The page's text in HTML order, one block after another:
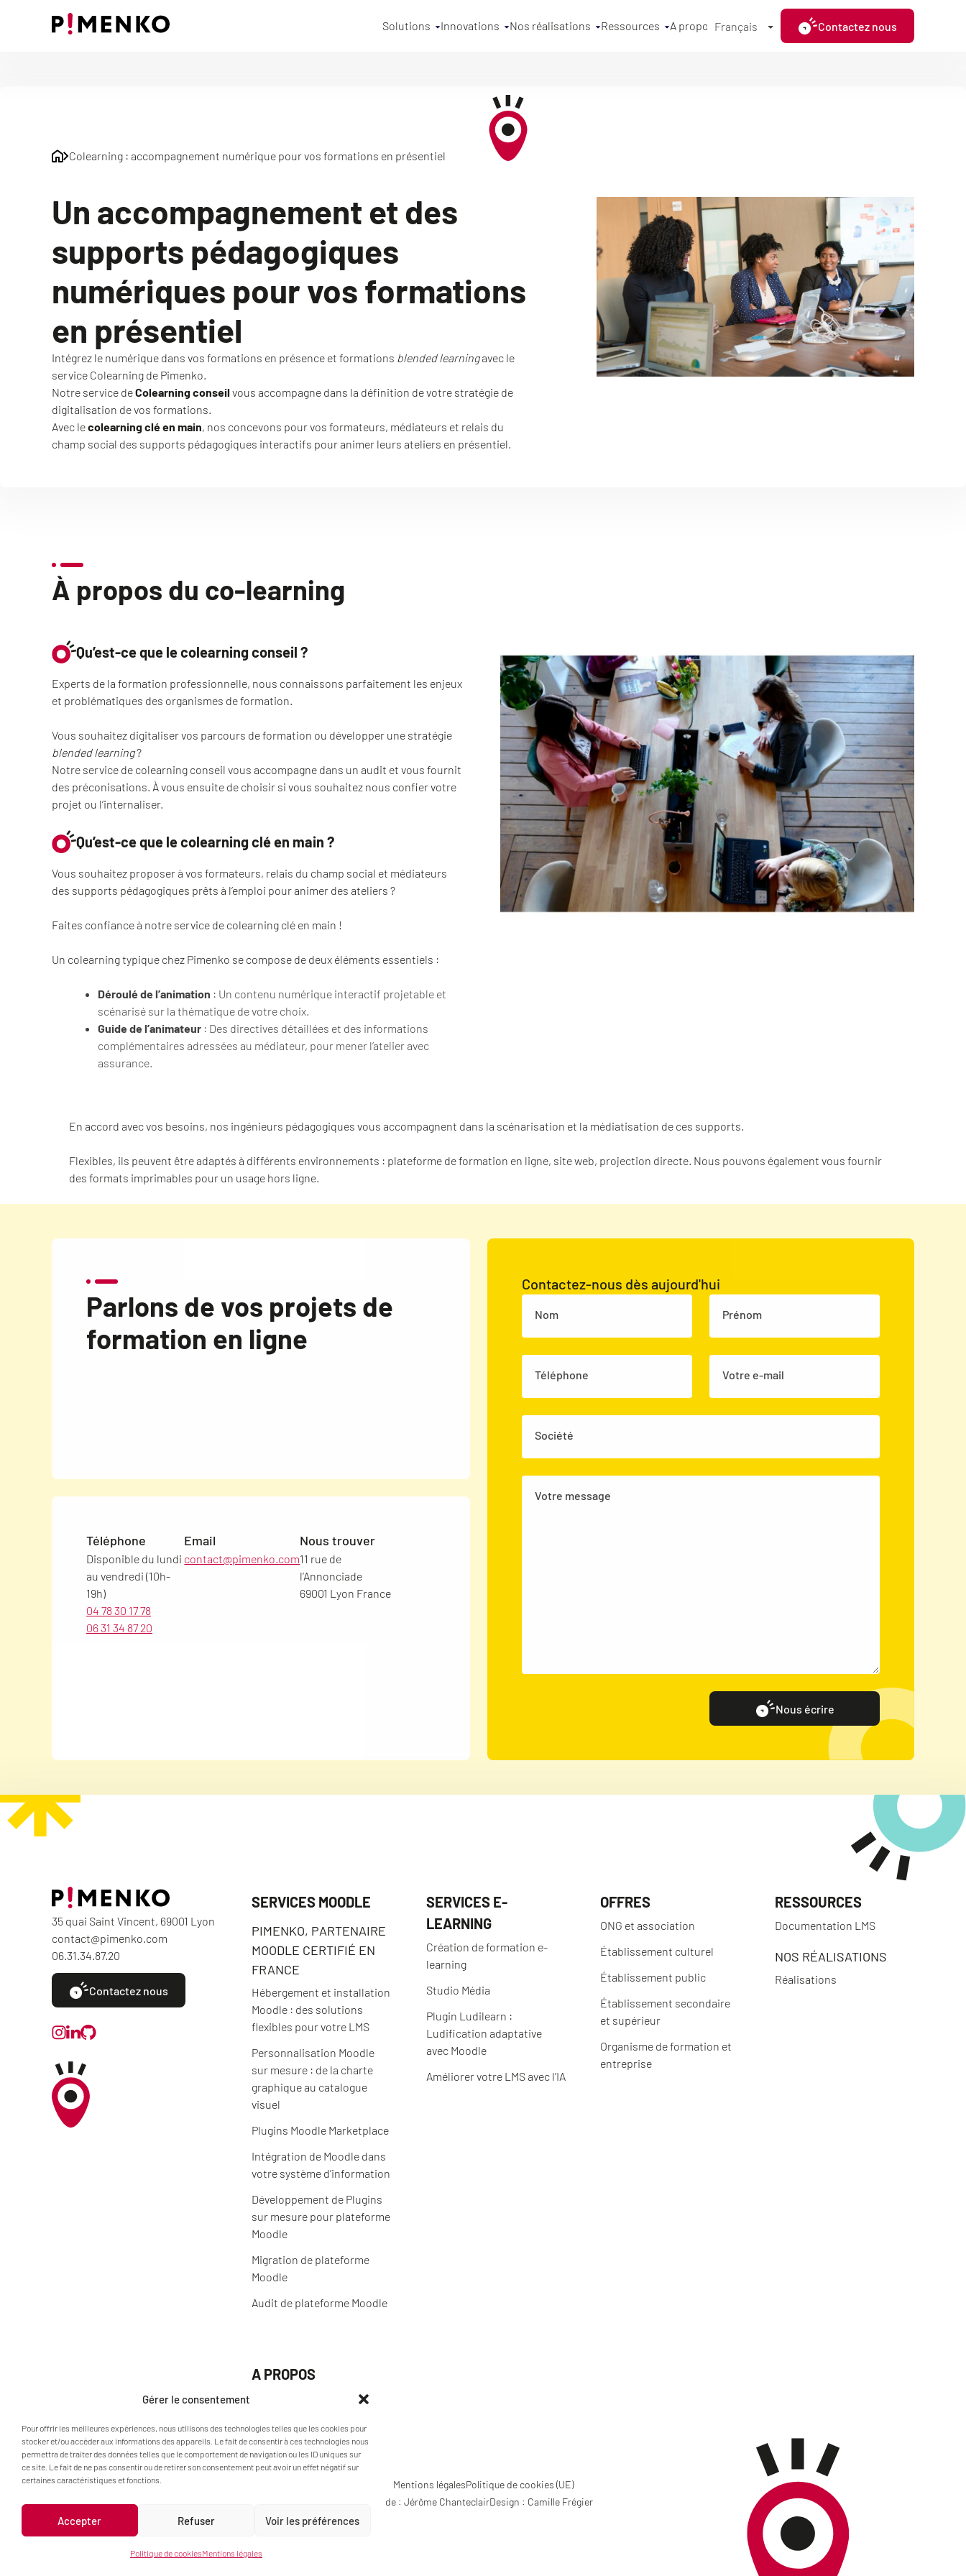
Gérer le consentement
Pour offrir les meilleures expériences, nous utilisons des technologies telles que les cookies pour
stocker et/ou accéder aux informations des appareils. Le fait de consentir à ces technologies nous
permettra de traiter des données telles que le comportement de navigation ou les ID uniques sur
ce site. Le fait de ne pas consentir ou de retirer son consentement peut avoir un effet négatif sur
certaines caractéristiques et fonctions.
Accepter Refuser Voir les préférences
Politique de cookiesMentions légales
Solutions Innovations Nos réalisations Ressources A propos Français Contactez nous
Colearning : accompagnement numérique pour vos formations en présentiel
Un accompagnement et des
supports pédagogiques
numériques pour vos formations
en présentiel
Intégrez le numérique dans vos formations en présence et formations blended learningavec le
service Colearning de Pimenko.
Notre service deColearning conseil vous accompagne dans la définition de votre stratégie de
digitalisation de vos formations.
Avec lecolearning clé en main, nos concevons pour vos formateurs, médiateurs et relais du
champ social des supports pédagogiques interactifs pour animer leurs ateliers en présentiel.
À propos du co-learning
Qu’est-ce que le colearning conseil ?
Experts de la formation professionnelle, nous connaissons parfaitement les enjeux
et problématiques des organismes de formation.
Vous souhaitez digitaliser vos parcours de formation ou développer une stratégie
blended learning?
Notre service de colearning conseil vous accompagne dans un audit et vous fournit
des préconisations. À vous ensuite de choisir si vous souhaitez nous confier votre
projet ou l’internaliser.
Qu’est-ce que le colearning clé en main ?
Vous souhaitez proposer à vos formateurs, relais du champ social et médiateurs
des supports pédagogiques prêts à l’emploi pour animer des ateliers ?
Faites confiance à notre service de colearning clé en main !
Un colearning typique chez Pimenko se compose de deux éléments essentiels :
Déroulé de l’animation : Un contenu numérique interactif projetable et
scénarisé sur la thématique de votre choix.
Guide de l’animateur : Des directives détaillées et des informations
complémentaires adressées au médiateur, pour mener l’atelier avec
assurance.
En accord avec vos besoins, nos ingénieurs pédagogiques vous accompagnent dans la scénarisation et la médiatisation de ces supports.
Flexibles, ils peuvent être adaptés à différents environnements : plateforme de formation en ligne, site web, projection directe. Nous pouvons également vous fournir
des formats imprimables pour un usage hors ligne.
Parlons de vos projets de
formation en ligne
Téléphone
Disponible du lundi
au vendredi (10h-
19h)
04 78 30 17 78
06 31 34 87 20
Email
contact@pimenko.com
Nous trouver
11 rue de
l’Annonciade
69001 Lyon France
Contactez-nous dès aujourd'hui
Nom Prénom
Téléphone Votre e-mail
Société
Votre message
Nous écrire
35 quai Saint Vincent, 69001 Lyon
contact@pimenko.com
06.31.34.87.20
Contactez nous
SERVICES MOODLE
PIMENKO, PARTENAIRE
MOODLE CERTIFIÉ EN
FRANCE
Hébergement et installation
Moodle : des solutions
flexibles pour votre LMS
Personnalisation Moodle
sur mesure : de la charte
graphique au catalogue
visuel
Plugins Moodle Marketplace
Intégration de Moodle dans
votre système d’information
Développement de Plugins
sur mesure pour plateforme
Moodle
Migration de plateforme
Moodle
Audit de plateforme Moodle
SERVICES E-
LEARNING
Création de formation e-
learning
Studio Média
Plugin Ludilearn :
Ludification adaptative
avec Moodle
Améliorer votre LMS avec l’IA
OFFRES
ONG et association
Établissement culturel
Établissement public
Établissement secondaire
et supérieur
Organisme de formation et
entreprise
RESSOURCES
Documentation LMS
NOS RÉALISATIONS
Réalisations
A PROPOS
Qui sommes-nous ?
Mentions légalesPolitique de cookies (UE)
Code : Jérôme ChanteclairDesign : Camille Frégier